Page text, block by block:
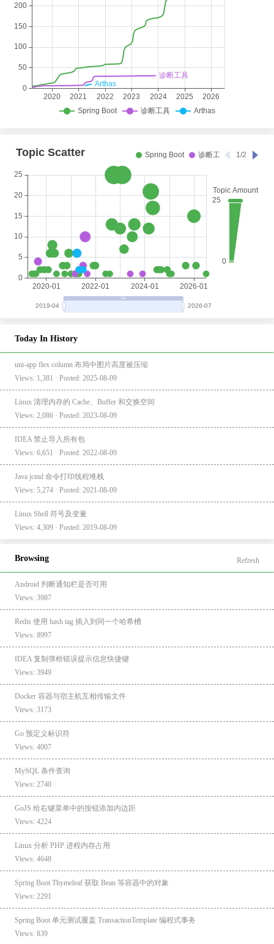
Today In History
uni-app flex column 布局中图片高度被压缩
Views: 1,381 · Posted: 2025-08-09
Linux 清理内存的 Cache、Buffer 和交换空间
Views: 2,086 · Posted: 2023-08-09
IDEA 禁止导入所有包
Views: 6,651 · Posted: 2022-08-09
Java jcmd 命令打印线程堆栈
Views: 5,274 · Posted: 2021-08-09
Linux Shell 符号及变量
Views: 4,309 · Posted: 2019-08-09
Browsing Refresh
Android 判断通知栏是否可用
Views: 3987
Redis 使用 hash tag 插入到同一个哈希槽
Views: 8997
IDEA 复制弹框错误提示信息快捷键
Views: 3949
Docker 容器与宿主机互相传输文件
Views: 3173
Go 预定义标识符
Views: 4007
MySQL 条件查询
Views: 2740
GoJS 给右键菜单中的按钮添加内边距
Views: 4224
Linux 分析 PHP 进程内存占用
Views: 4648
Spring Boot Thymeleaf 获取 Bean 等容器中的对象
Views: 2291
Spring Boot 单元测试覆盖 TransactionTemplate 编程式事务
Views: 839